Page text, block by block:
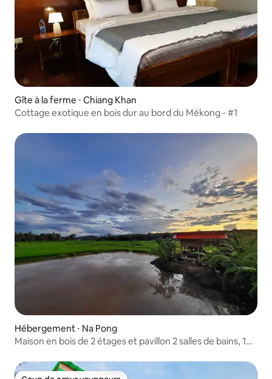
Gîte à la ferme ⋅ Chiang Khan
Cottage exotique en bois dur au bord du Mékong - #1
Hébergement ⋅ Na Pong
Maison en bois de 2 étages et pavillon 2 salles de bains, 1